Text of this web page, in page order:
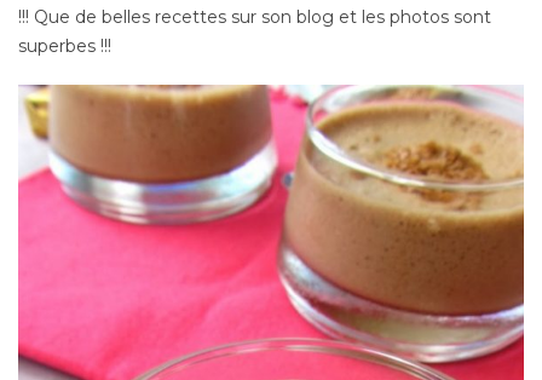
!!! Que de belles recettes sur son blog et les photos sont
superbes !!!